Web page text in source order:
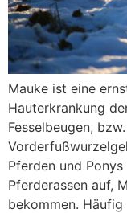
Mauke ist eine
Hauterkrankung
Fesselbeugen,
Pferden und
Pferderassen auf,
bekommen.